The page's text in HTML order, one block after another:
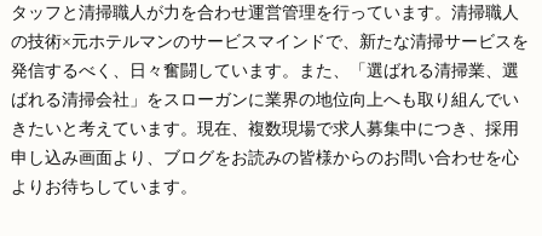
タッフと清掃職人が力を合わせ運営管理を行っています。清掃職人
の技術×元ホテルマンのサービスマインドで、新たな清掃サービスを
発信するべく、日々奮闘しています。また、「選ばれる清掃業、選
ばれる清掃会社」をスローガンに業界の地位向上へも取り組んでい
きたいと考えています。現在、複数現場で求人募集中につき、採用
申し込み画面より、ブログをお読みの皆様からのお問い合わせを心
よりお待ちしています。